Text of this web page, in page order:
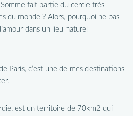
fait partie du cercle très
du monde ? Alors, pourquoi ne pas
dans un lieu naturel
Paris, c’est une de mes destinations
est un territoire de 70km2 qui